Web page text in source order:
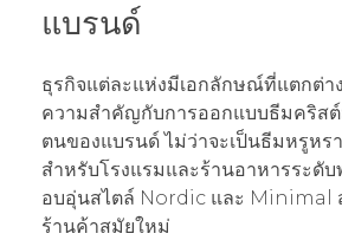
แบรนด์
ธุรกิจแต่ละแห่งมีเอกลักษณ์ที่แตกต่า
ความสำคัญกับการออกแบบธีมคริส
ตนของแบรนด์ ไม่ว่าจะเป็นธีมหรูหร
สำหรับโรงแรมและร้านอาหารระดั
อบอุ่นสไตล์ Nordic และ Minimal
ร้านค้าสมัยใหม่